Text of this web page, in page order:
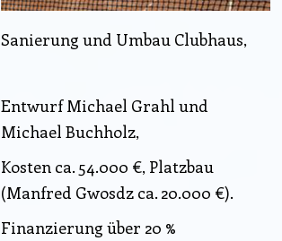
Sanierung und Umbau Clubhaus,
Entwurf Michael Grahl und
Michael Buchholz,
Kosten ca. 54.000 €, Platzbau
(Manfred Gwosdz ca. 20.000 €).
Finanzierung über 20 %